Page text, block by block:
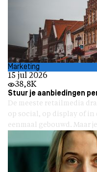
Marketing
15 jul 2026
38,8K
Stuur je aanbiedingen
De meeste retailmedia
op social, op display of in
eenmaal gebouwd. Maar